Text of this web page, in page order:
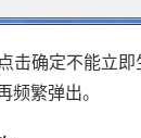
确定不能立即
频繁弹出。